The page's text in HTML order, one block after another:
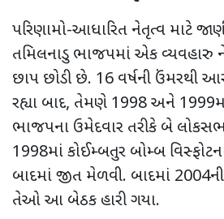
પરિણામો-આધારિત નેતૃત્વ માટે
તમિલનાડુ ભાજપમાં એક વ્યવહારુ
છાપ છોડી છે. 16 વર્ષની
રહ્યા બાદ, તેમણે 1998 અને
ભાજપના ઉમેદવાર તરીકે બે
1998માં કોઈમ્બતુર બોમ્બ
બાદમાં જીત મેળવી. બાદમાં
તેઓ આ બેઠક હારી ગયા.